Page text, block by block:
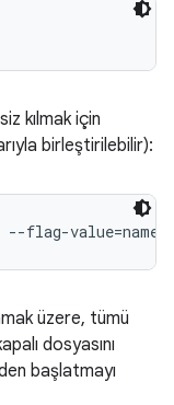
kılmak için
birleştirilebilir):
üzere, tümü
dosyasını
başlatmayı